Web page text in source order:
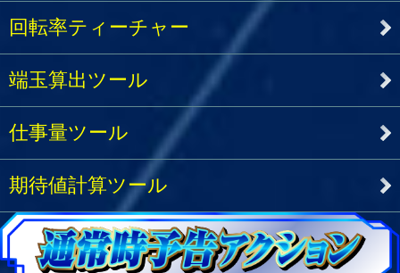
回転率ティーチャー
端玉算出ツール
仕事量ツール
期待値計算ツール